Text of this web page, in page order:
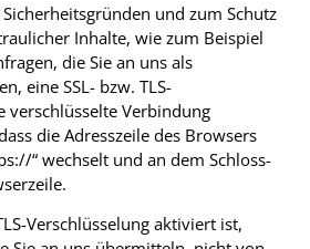
und zum Schutz
Inhalte, wie zum Beispiel
die Sie an uns als
eine SSL- bzw. TLS-
verschlüsselte Verbindung
die Adresszeile des Browsers
“ wechselt und an dem Schloss-
Verschlüsselung aktiviert ist,